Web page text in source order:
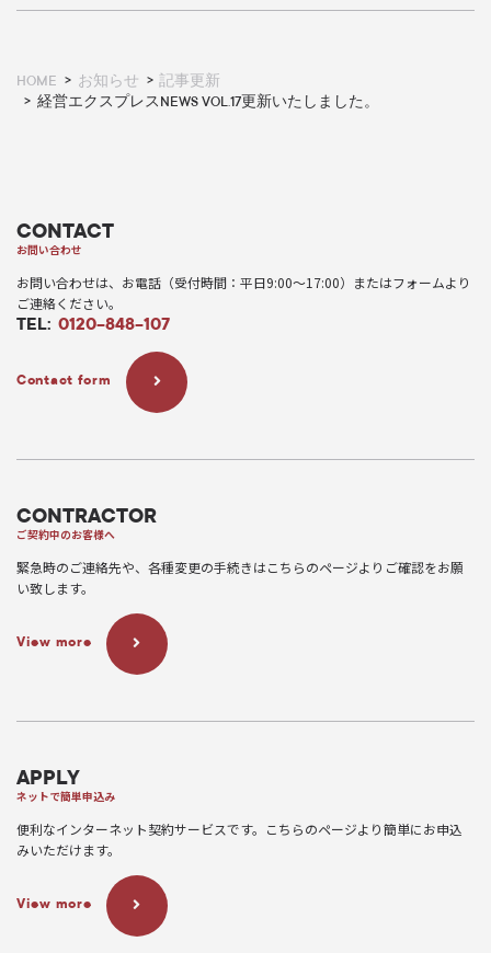
HOME お知らせ
記事更新
経営エクスプレスNEWS VOL.17更新いたしました。
CONTACT
お問い合わせ
お問い合わせは、お電話（受付時間：平日9:00〜17:00）またはフォームより
ご連絡ください。
TEL: 0120-848-107
Contact form
CONTRACTOR
ご契約中のお客様へ
緊急時のご連絡先や、各種変更の手続きはこちらのページよりご確認をお願
い致します。
View more
APPLY
ネットで簡単申込み
便利なインターネット契約サービスです。こちらのページより簡単にお申込
みいただけます。
View more